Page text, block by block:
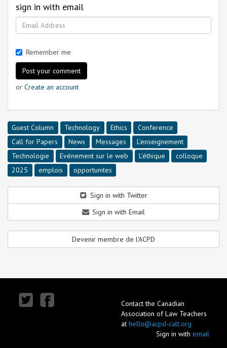
sign in with email
Remember me
or Create an account
Guest Column Technology Ethics
Conference
Call for Papers
News Messages
L'enseignement
Technologie
Evénement sur le web L'éthique
colloque
2025
emplois opportunites
Sign in with Twitter
Sign in with Email
Devenir membre de l'ACPD
Contact the Canadian
Association of Law Teachers
at hello@acpd-calt.org
Sign in with email